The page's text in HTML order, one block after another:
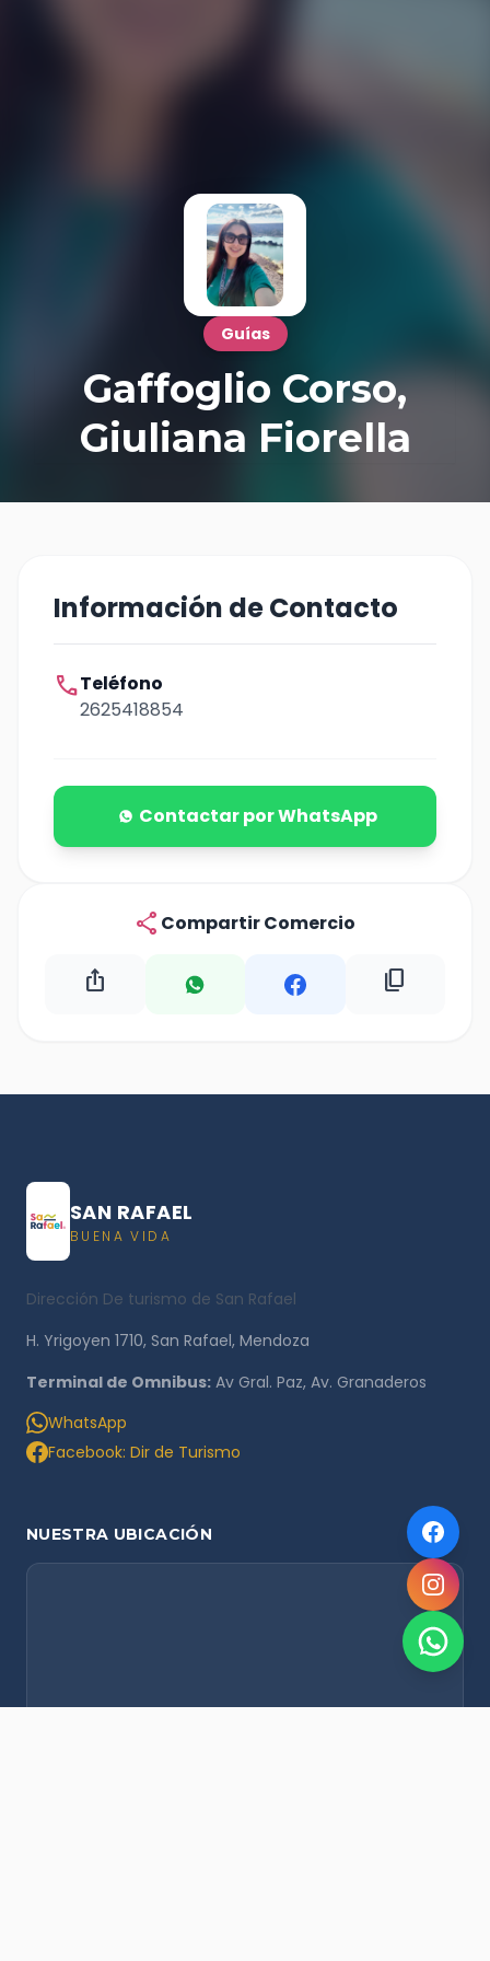
Guías
Gaffoglio Corso,
Giuliana Fiorella
Información de Contacto
callTeléfono
2625418854
Contactar por WhatsApp
share Compartir Comercio
ios_share content_copy
SAN RAFAEL
BUENA VIDA
Dirección De turismo de San Rafael
H. Yrigoyen 1710, San Rafael, Mendoza
Terminal de Omnibus: Av Gral. Paz, Av. Granaderos
WhatsApp
Facebook: Dir de Turismo
NUESTRA UBICACIÓN